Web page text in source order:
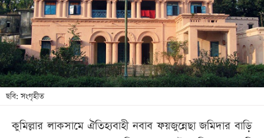
খেলা
বিনোদন
লাইফ
স্টাইল
শিক্ষা
ছবি: সংগৃহীত
কুমিল্লার লাকসামে ঐতিহ্যবাহী নবাব ফয়জুন্নেছা জমিদার বাড়ি